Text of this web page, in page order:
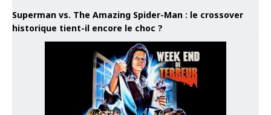
Superman vs. The Amazing Spider-Man : le crossover
historique tient-il encore le choc ?